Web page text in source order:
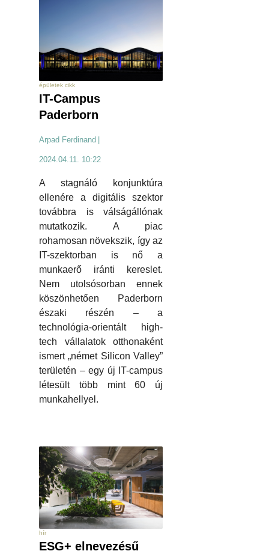
épületek cikk
IT-Campus
Paderborn
Arpad Ferdinand
2024.04.11. 10:22
A stagnáló konjunktúra
ellenére a digitális szektor
továbbra is válságállónak
mutatkozik. A piac
rohamosan növekszik, így az
IT-szektorban is nő a
munkaerő iránti kereslet.
Nem utolsósorban ennek
köszönhetően Paderborn
északi részén – a
technológia-orientált high-
tech vállalatok otthonaként
ismert „német Silicon Valley”
területén – egy új IT-campus
létesült több mint 60 új
munkahellyel.
hír
ESG+ elnevezésű